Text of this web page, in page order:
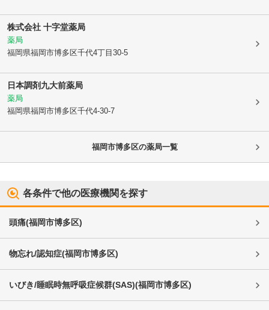
株式会社 十字堂薬局
薬局
福岡県福岡市博多区千代4丁目30-5
日本調剤九大前薬局
薬局
福岡県福岡市博多区千代4-30-7
福岡市博多区の薬局一覧
各条件で他の医療機関を探す
頭痛(福岡市博多区)
物忘れ/認知症(福岡市博多区)
いびき/睡眠時無呼吸症候群(SAS)(福岡市博多区)